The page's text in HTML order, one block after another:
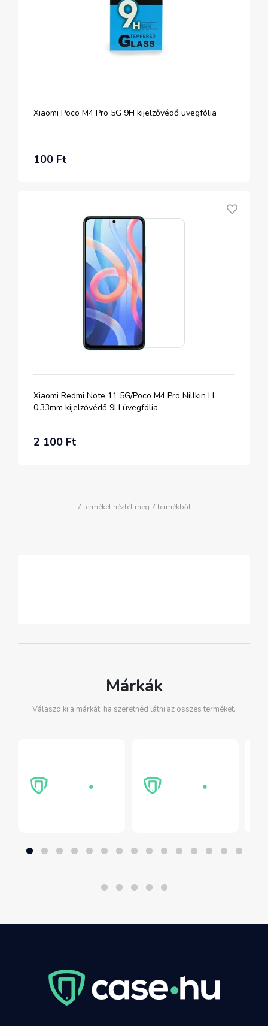
Xiaomi Poco M4 Pro 5G 9H kijelzővédő üvegfólia
100 Ft
Xiaomi Redmi Note 11 5G/Poco M4 Pro Nillkin H
0.33mm kijelzővédő 9H üvegfólia
2 100 Ft
7 terméket néztél meg 7 termékből
Márkák
Válaszd ki a márkát, ha szeretnéd látni az összes terméket.